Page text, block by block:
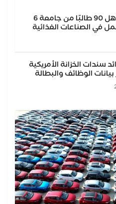
الزراعة.. تكنولوجيا الأغذية يؤهل 90 طالبًا من جامعة 6
في الصناعات الغذائية
سندات الخزانة الأمريكية
الوظائف والبطالة